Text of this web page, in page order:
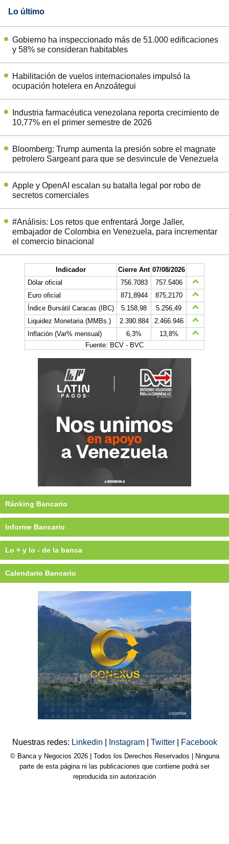
Lo último
Gobierno ha inspeccionado más de 51.000 edificaciones
y 58% se consideran habitables
Habilitación de vuelos internacionales impulsó la
ocupación hotelera en Anzoátegui
Industria farmacéutica venezolana reporta crecimiento de
10,77% en el primer semestre de 2026
Bloomberg: Trump aumenta la presión sobre el magnate
petrolero Sargeant para que se desvincule de Venezuela
Apple y OpenAI escalan su batalla legal por robo de
secretos comerciales
#Análisis: Los retos que enfrentará Jorge Jaller,
embajador de Colombia en Venezuela, para incrementar
el comercio binacional
Indicador Cierre Ant 07/08/2026
Dólar oficial
756.7083
757.5406
Euro oficial
871,8944
875,2170
Índice Bursátil Caracas (IBC)
5.158,98
5.256,49
Liquidez Monetaria (MMBs.)
2.390.884
2.466.946
Inflación (Var% mensual)
6,3%
13,8%
Fuente: BCV - BVC
Ránking Bancario
Informe Bancario
Lo + y lo - de la banca
Calendario Bancario
Nuestras redes: Linkedin Instagram Twitter Facebook
© Banca y Negocios 2026 | Todos los Derechos Reservados | Ninguna
parte de esta página ni las publicaciones que contiene podrá ser
reproducida sin autorización